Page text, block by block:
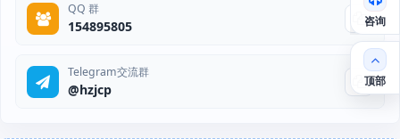
QQ 群
154895805
Telegram交流群
@hzjcp
咨询
顶部